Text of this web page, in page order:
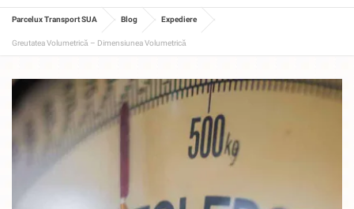
Parcelux Transport SUA Blog Expediere
Greutatea Volumetrică – Dimensiunea Volumetrică